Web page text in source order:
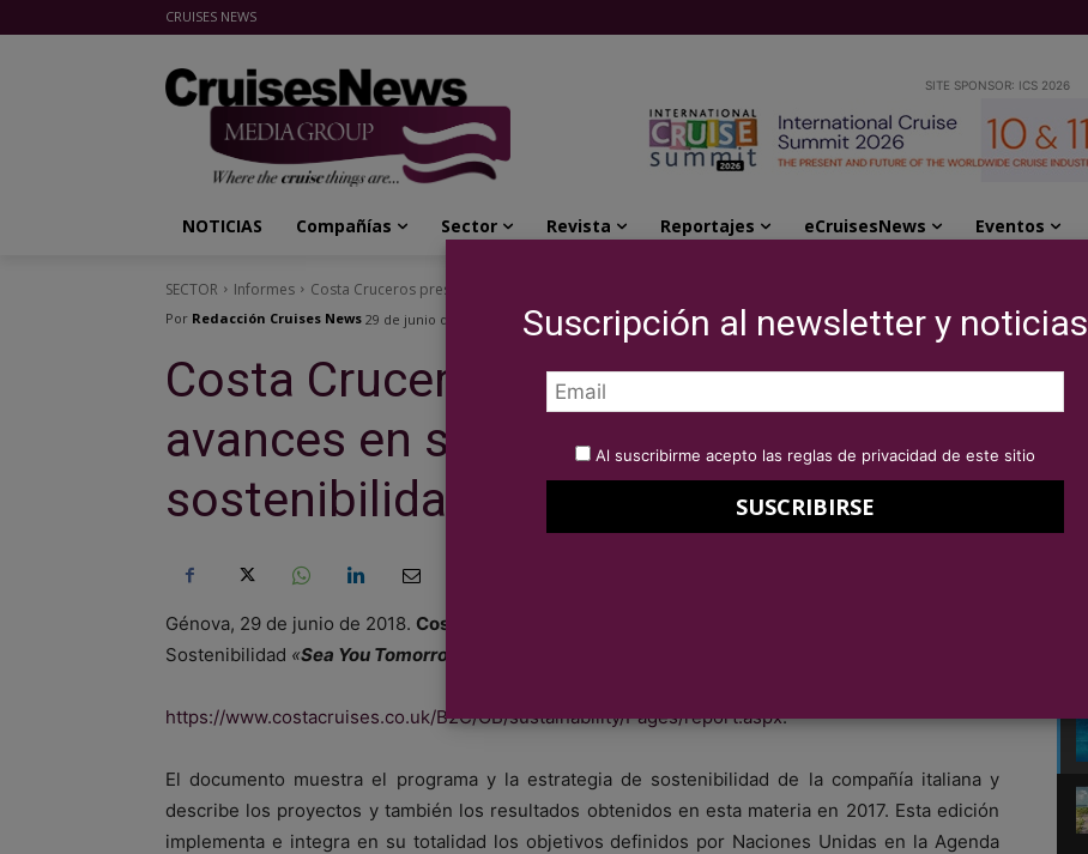
CRUISES NEWS
SITE SPONSOR: ICS 2026
NOTICIAS Compañías Sector Revista Reportajes eCruisesNews Eventos
SECTOR Informes Costa Cruceros presenta importantes avances en su estrategia de sostenibilidad
Por Redacción Cruises News 29 de junio de 2018
Costa Cruceros presenta importantes
avances en su estrategia de
sostenibilidad
Génova, 29 de junio de 2018. Costa Cruceros
Sostenibilidad «Sea You Tomorrow
https://www.costacruises.co.uk/B2C/GB/sustainability/Pages/report.aspx.
El documento muestra el programa y la estrategia de sostenibilidad de la compañía italiana y
describe los proyectos y también los resultados obtenidos en esta materia en 2017. Esta edición
implementa e integra en su totalidad los objetivos definidos por Naciones Unidas en la Agenda
Suscripción al newsletter y noticias
Al suscribirme acepto las reglas de privacidad de este sitio